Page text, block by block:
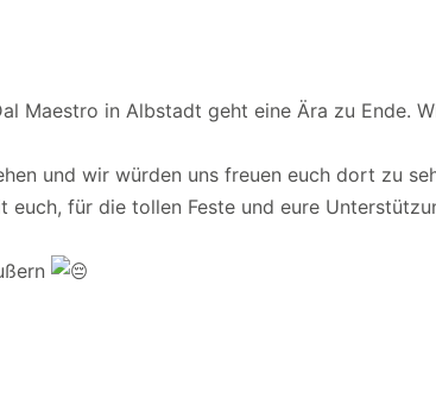
Maestro in Albstadt geht eine Ära zu Ende.
und wir würden uns freuen euch dort zu
euch, für die tollen Feste und eure